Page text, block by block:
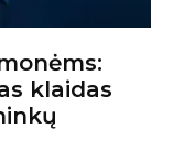
klaidas